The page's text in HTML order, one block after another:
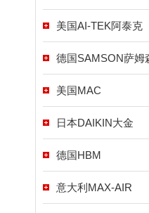
美国AI-TEK阿泰克
德国SAMSON萨姆
美国MAC
日本DAIKIN大金
德国HBM
意大利MAX-AIR